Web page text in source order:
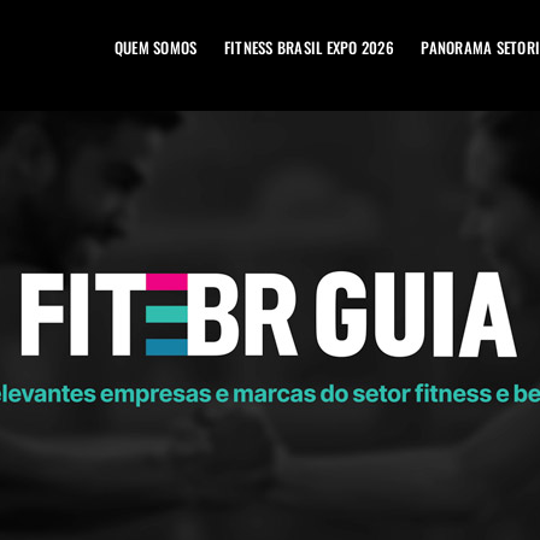
QUEM SOMOS FITNESS BRASIL EXPO 2026 PANORAMA